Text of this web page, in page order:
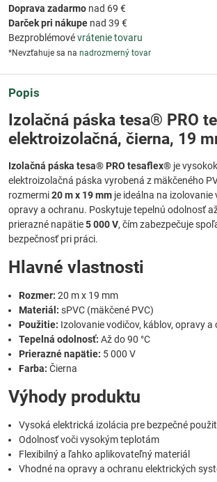
Doprava zadarmo nad 69 €
Darček pri nákupe nad 39 €
Bezproblémovévrátenie tovaru
*Nevzťahuje sa na nadrozmerný tovar
Popis
Izolačná páska tesa® PRO
elektroizolačná, čierna, 19
Izolačná páska tesa® PRO tesaflex® je
elektroizolačná páska vyrobená z mäkčeného
rozmermi20 m x 19 mm je ideálna na izolovanie
opravy a ochranu. Poskytuje tepelnú odolnosť
prierazné napätie5 000 V, čím zabezpečuje
bezpečnosť pri práci.
Hlavné vlastnosti
Rozmer: 20 m x 19 mm
Materiál: sPVC (mäkčené PVC)
Použitie: Izolovanie vodičov, káblov, opravy a
Tepelná odolnosť: Až do 90 °C
Prierazné napätie: 5 000 V
Farba: Čierna
Výhody produktu
Vysoká elektrická izolácia pre bezpečné
Odolnosť voči vysokým teplotám
Flexibilný a ľahko aplikovateľný materiál
Vhodné na opravy a ochranu elektrických